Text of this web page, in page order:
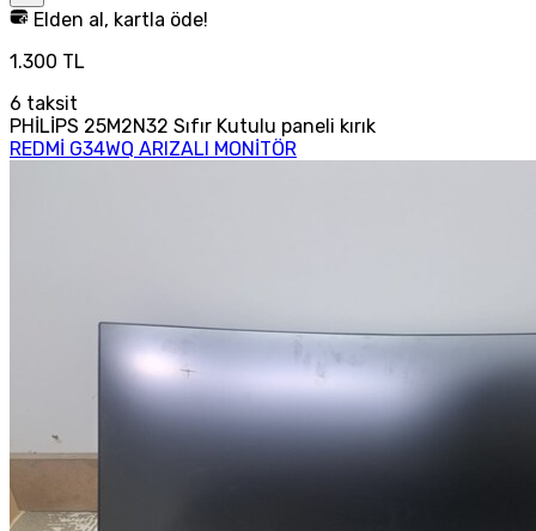
Elden al, kartla öde!
1.300 TL
6 taksit
PHİLİPS 25M2N32 Sıfır Kutulu paneli kırık
REDMİ G34WQ ARIZALI MONİTÖR